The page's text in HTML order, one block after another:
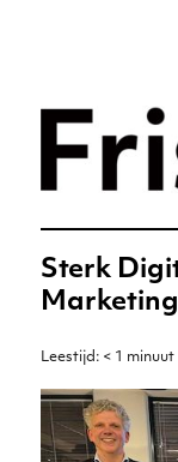
Sterk
Leestijd: < 1 minuut